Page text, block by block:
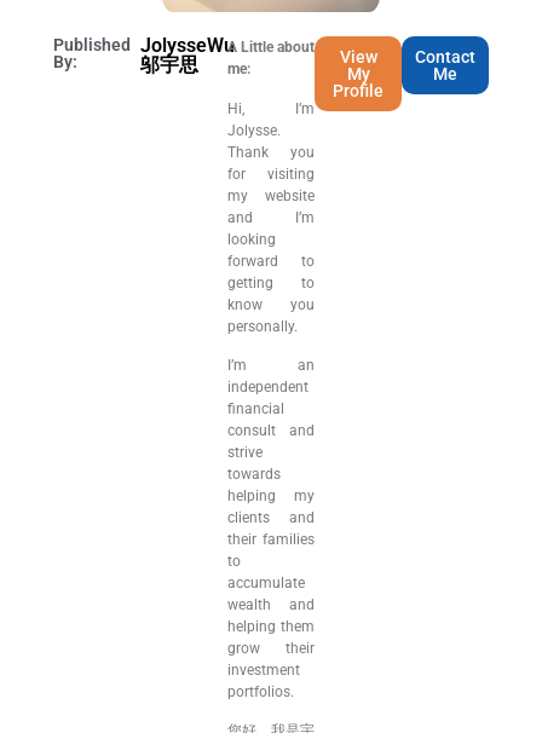
Published
By:
JolysseWu
邬宇思
A Little about
me:
Hi, I’m
Jolysse.
Thank you
for visiting
my website
and I’m
looking
forward to
getting to
know you
personally.
I’m an
independent
financial
consult and
strive
towards
helping my
clients and
their families
to
accumulate
wealth and
helping them
grow their
investment
portfolios.
View
My
Profile
Contact
Me